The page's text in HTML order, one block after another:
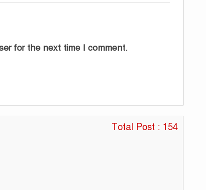
for the next time I comment.
Total Post : 154